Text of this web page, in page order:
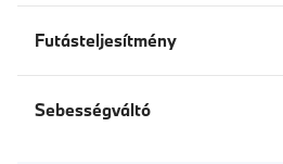
Futásteljesítmény
Sebességváltó